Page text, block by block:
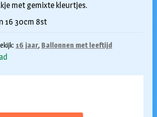
met gemixte kleurtjes.
16 30cm 8st
16 jaar, Ballonnen met leeftijd